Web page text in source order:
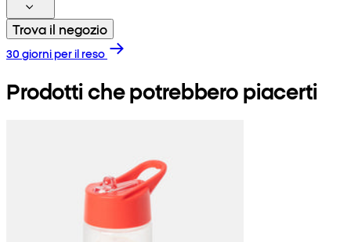
Trova il negozio
30 giorni per il reso
Prodotti che potrebbero piacerti